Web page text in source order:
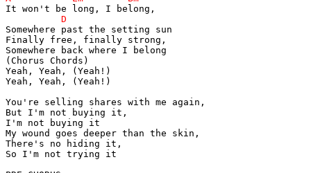
Somewhere past the setting sun
Finally free, finally strong,
Somewhere back where I belong
(Chorus Chords)
Yeah, Yeah, (Yeah!)
Yeah, Yeah, (Yeah!)
You're selling shares with me again,
But I'm not buying it,
I'm not buying it
My wound goes deeper than the skin,
There's no hiding it,
So I'm not trying it